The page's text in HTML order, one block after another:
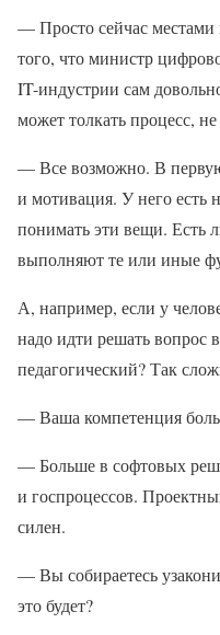
— Просто сейчас местами
того, что министр
IT-индустрии сам
может толкать процесс,
— Все возможно. В
и мотивация. У него есть
понимать эти вещи. Есть
выполняют те или иные
А, например, если у
надо идти решать вопрос
педагогический? Так
— Ваша компетенция
— Больше в софтовых
и госпроцессов.
силен.
— Вы собираетесь
это будет?